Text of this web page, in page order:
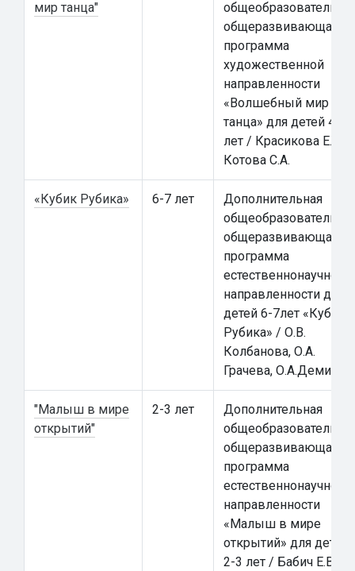
мир танца"
общеразвивающая
программа
художественной
направленности
«Волшебный мир
танца» для детей 4-5
лет / Красикова Е.А.,
Котова С.А.
«Кубик Рубика» 6-7 лет
Дополнительная
общеразвивающая
программа
естественнонаучной
направленности для
детей 6-7лет «Кубик
Рубика» / О.В.
Колбанова, О.А.
Грачева, О.А.Демина
"Малыш в мире
открытий"
2-3 лет
Дополнительная
общеразвивающая
программа
естественнонаучной
направленности
«Малыш в мире
открытий» для детей
2-3 лет / Бабич Е.В.,